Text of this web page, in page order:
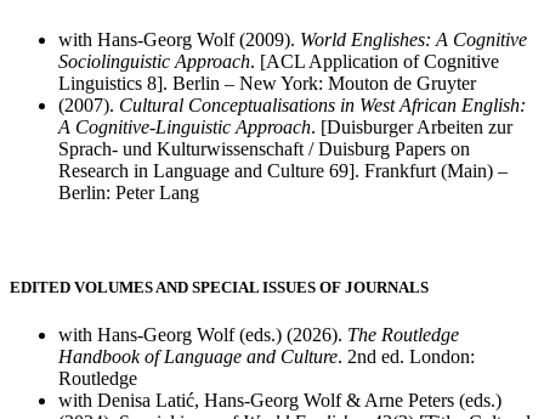
with Hans-Georg Wolf (2009). World Englishes: A Cognitive
Sociolinguistic Approach. [ACL Application of Cognitive
Linguistics 8]. Berlin – New York: Mouton de Gruyter
(2007). Cultural Conceptualisations in West African English:
A Cognitive-Linguistic Approach. [Duisburger Arbeiten zur
Sprach- und Kulturwissenschaft / Duisburg Papers on
Research in Language and Culture 69]. Frankfurt (Main) –
Berlin: Peter Lang
EDITED VOLUMES AND SPECIAL ISSUES OF JOURNALS
with Hans-Georg Wolf (eds.) (2026). The Routledge
Handbook of Language and Culture. 2nd ed. London:
Routledge
with Denisa Latić, Hans-Georg Wolf & Arne Peters (eds.)